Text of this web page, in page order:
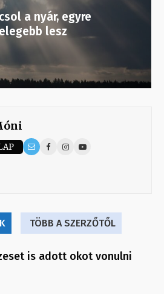
a nyár, egyre
lesz
TÖBB A SZERZŐTŐL
is adott okot vonulni